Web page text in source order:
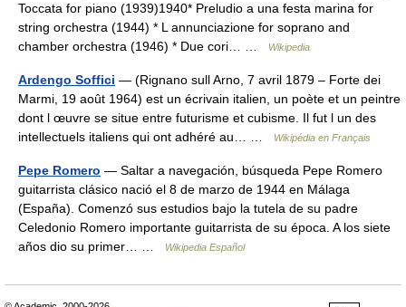
Toccata for piano (1939)1940* Preludio a una festa marina for
string orchestra (1944) * L annunciazione for soprano and
chamber orchestra (1946) * Due cori… …
Wikipedia
Ardengo Soffici — (Rignano sull Arno, 7 avril 1879 – Forte dei
Marmi, 19 août 1964) est un écrivain italien, un poète et un peintre
dont l œuvre se situe entre futurisme et cubisme. Il fut l un des
intellectuels italiens qui ont adhéré au… …
Wikipédia en Français
Pepe Romero — Saltar a navegación, búsqueda Pepe Romero
guitarrista clásico nació el 8 de marzo de 1944 en Málaga
(España). Comenzó sus estudios bajo la tutela de su padre
Celedonio Romero importante guitarrista de su época. A los siete
años dio su primer… …
Wikipedia Español